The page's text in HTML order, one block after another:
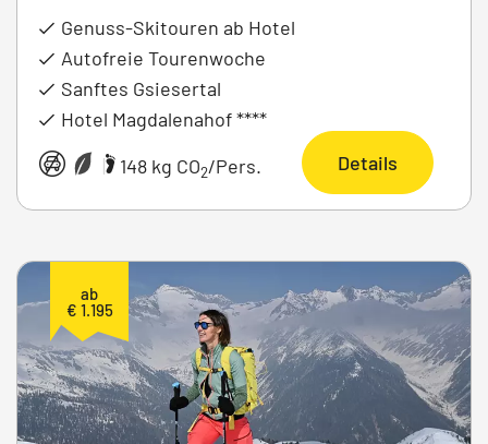
Genuss-Skitouren ab Hotel
Autofreie Tourenwoche
Sanftes Gsiesertal
Hotel Magdalenahof ****
|
148 kg CO2/Pers. Details
ab
€ 1.195